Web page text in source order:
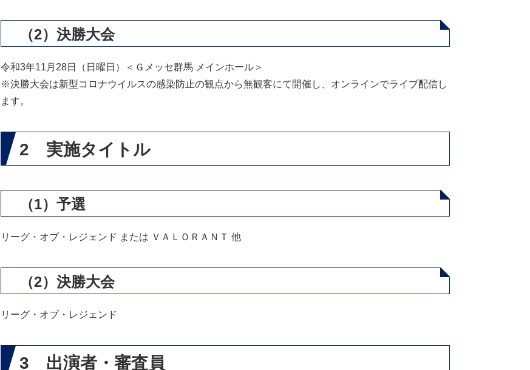
（2）決勝大会
令和3年11月28日（日曜日）＜Ｇメッセ群馬 メインホール＞
※決勝大会は新型コロナウイルスの感染防止の観点から無観客にて開催し、オンラインでライブ配信し
ます。
2 実施タイトル
（1）予選
リーグ・オブ・レジェンド または ＶＡＬＯＲＡＮＴ 他
（2）決勝大会
リーグ・オブ・レジェンド
3 出演者・審査員